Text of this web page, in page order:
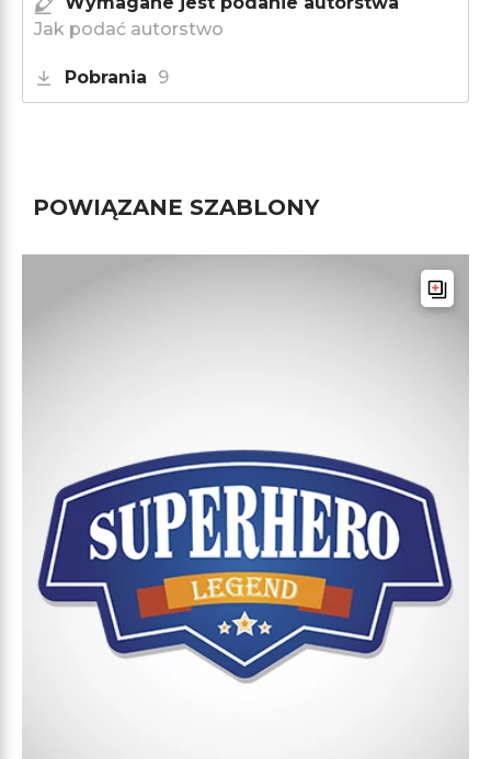
Jak podać autorstwo
Pobrania 9
POWIĄZANE SZABLONY